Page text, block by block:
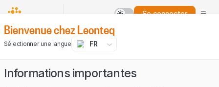
Se connecter
Bienvenue chez Leonteq
Sélectionner une langue FR
Informations importantes